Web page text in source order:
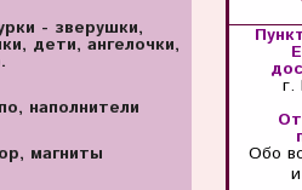
г.
Обо
- зверушки,
дети, ангелочки,
наполнители
магниты